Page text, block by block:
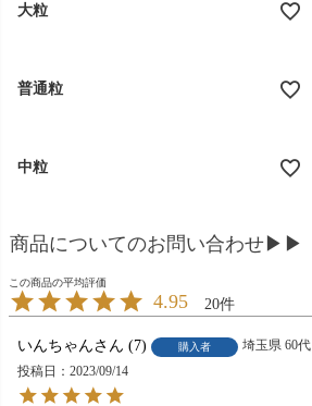
大粒
普通粒
中粒
商品についてのお問い合わせ▶▶
4.95 20
いんちゃん 7 購入者 埼玉県 60代
投稿日
2023/09/14